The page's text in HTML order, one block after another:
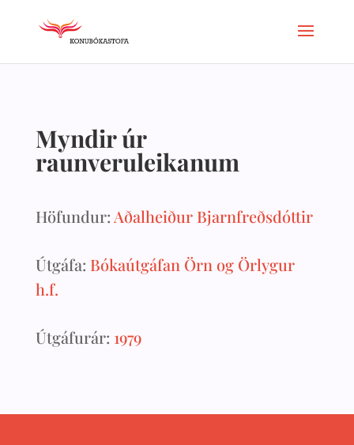
Myndir úr
raunveruleikanum
Höfundur: Aðalheiður Bjarnfreðsdóttir
Útgáfa: Bókaútgáfan Örn og Örlygur
h.f.
Útgáfurár: 1979